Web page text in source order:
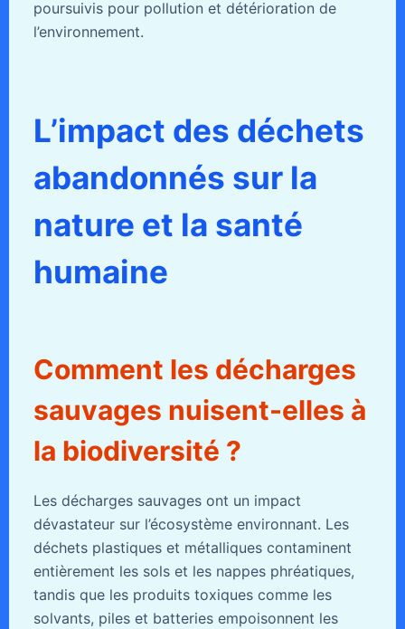
poursuivis pour pollution et détérioration de
l’environnement.
L’impact des déchets
abandonnés sur la
nature et la santé
humaine
Comment les décharges
sauvages nuisent-elles à
la biodiversité ?
Les décharges sauvages ont un impact
dévastateur sur l’écosystème environnant. Les
déchets plastiques et métalliques contaminent
entièrement les sols et les nappes phréatiques,
tandis que les produits toxiques comme les
solvants, piles et batteries empoisonnent les